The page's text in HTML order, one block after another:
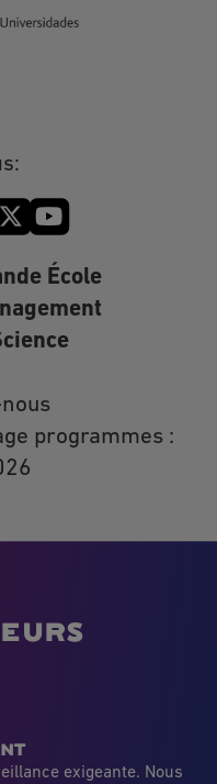
École
programmes :
exigeante. Nous